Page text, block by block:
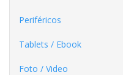
Periféricos
Tablets / Ebook
Foto / Video